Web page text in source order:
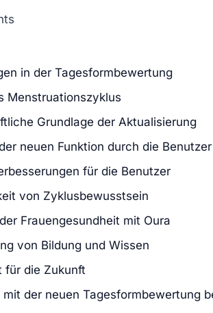
in der Tagesformbewertung
Menstruationszyklus
Grundlage der Aktualisierung
neuen Funktion durch die Benutzer
für die Benutzer
von Zyklusbewusstsein
Frauengesundheit mit Oura
von Bildung und Wissen
für die Zukunft
mit der neuen Tagesformbewertung